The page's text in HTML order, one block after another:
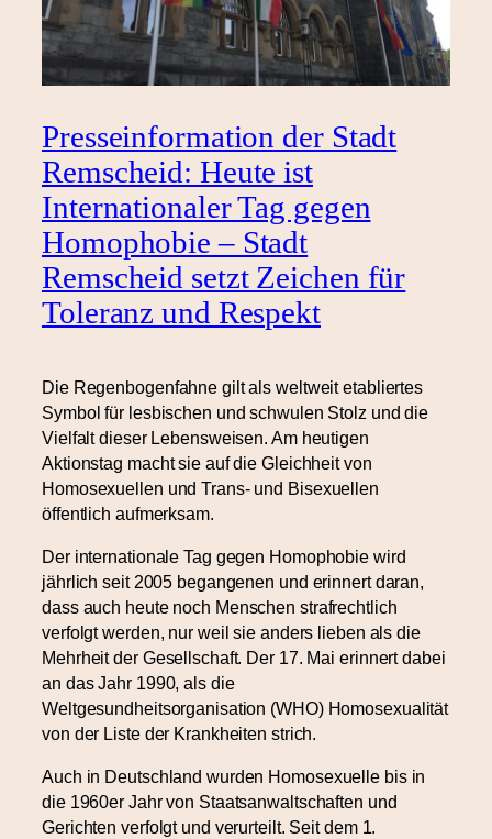
Presseinformation der Stadt
Remscheid: Heute ist
Internationaler Tag gegen
Homophobie – Stadt
Remscheid setzt Zeichen für
Toleranz und Respekt
Die Regenbogenfahne gilt als weltweit etabliertes
Symbol für lesbischen und schwulen Stolz und die
Vielfalt dieser Lebensweisen. Am heutigen
Aktionstag macht sie auf die Gleichheit von
Homosexuellen und Trans- und Bisexuellen
öffentlich aufmerksam.
Der internationale Tag gegen Homophobie wird
jährlich seit 2005 begangenen und erinnert daran,
dass auch heute noch Menschen strafrechtlich
verfolgt werden, nur weil sie anders lieben als die
Mehrheit der Gesellschaft. Der 17. Mai erinnert dabei
an das Jahr 1990, als die
Weltgesundheitsorganisation (WHO) Homosexualität
von der Liste der Krankheiten strich.
Auch in Deutschland wurden Homosexuelle bis in
die 1960er Jahr von Staatsanwaltschaften und
Gerichten verfolgt und verurteilt. Seit dem 1.